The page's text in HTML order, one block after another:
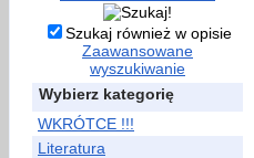
Szukaj również w opisie
Zaawansowane
wyszukiwanie
Wybierz kategorię
WKRÓTCE !!!
Literatura